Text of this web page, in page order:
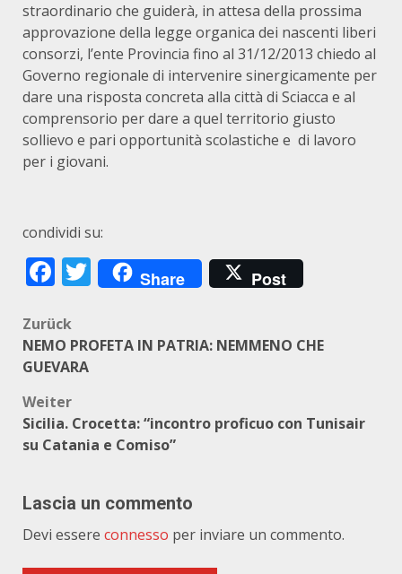
straordinario che guiderà, in attesa della prossima
approvazione della legge organica dei nascenti liberi
consorzi, l’ente Provincia fino al 31/12/2013 chiedo al
Governo regionale di intervenire sinergicamente per
dare una risposta concreta alla città di Sciacca e al
comprensorio per dare a quel territorio giusto
sollievo e pari opportunità scolastiche e di lavoro
per i giovani.
condividi su:
Facebook
Twitter
Share Post
Beitragsnavigation
Zurück
NEMO PROFETA IN PATRIA: NEMMENO CHE
GUEVARA
Weiter
Sicilia. Crocetta: “incontro proficuo con Tunisair
su Catania e Comiso”
Lascia un commento
Devi essere connesso per inviare un commento.